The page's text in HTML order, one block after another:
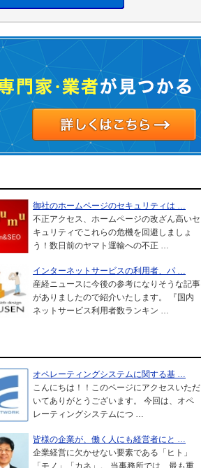
御社のホームページのセキュリティは …
不正アクセス、ホームページの改ざん高いセ
キュリティでこれらの危機を回避しましょ
う！数日前のヤマト運輸への不正 …
インターネットサービスの利用者、パ …
産経ニュースに今後の参考になりそうな記事
がありましたので紹介いたします。 『国内
ネットサービス利用者数ランキン …
オペレーティングシステムに関する基 …
こんにちは！！このページにアクセスいただ
いてありがとうございます。 今回は、オペ
レーティングシステムにつ …
皆様の企業が、働く人にも経営者にと …
企業経営に欠かせない要素である「ヒト」
「モノ」「カネ」。 当事務所では、最も重